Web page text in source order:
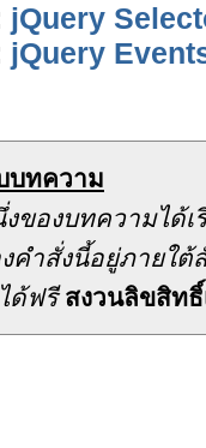
jQuery
jQuery
บทความ
ของบทความได้เ
งคำสั่งนี้อยู่ภาย
ด้ฟรีสงวนลิขสิทธิ์